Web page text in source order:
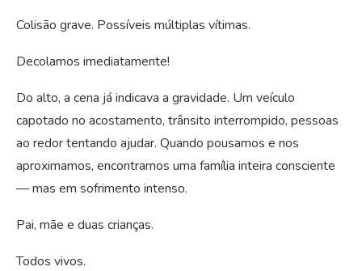
Colisão grave. Possíveis múltiplas vítimas.
Decolamos imediatamente!
Do alto, a cena já indicava a gravidade. Um veículo
capotado no acostamento, trânsito interrompido, pessoas
ao redor tentando ajudar. Quando pousamos e nos
aproximamos, encontramos uma família inteira consciente
— mas em sofrimento intenso.
Pai, mãe e duas crianças.
Todos vivos.